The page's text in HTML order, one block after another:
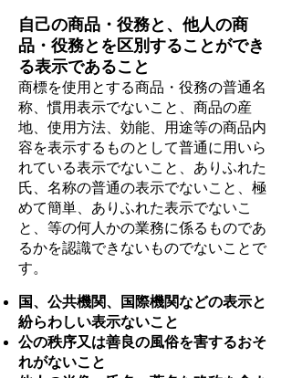
自己の商品・役務と、他人の商
品・役務とを区別することができ
る表示であること
商標を使用とする商品・役務の普通名
称、慣用表示でないこと、商品の産
地、使用方法、効能、用途等の商品内
容を表示するものとして普通に用いら
れている表示でないこと、ありふれた
氏、名称の普通の表示でないこと、極
めて簡単、ありふれた表示でないこ
と、等の何人かの業務に係るものであ
るかを認識できないものでないことで
す。
国、公共機関、国際機関などの表示と
紛らわしい表示ないこと
公の秩序又は善良の風俗を害するおそ
れがないこと